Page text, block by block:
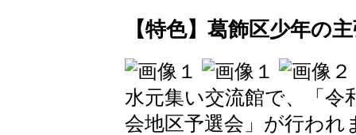
【特色】葛飾区少年の
水元集い交流館で、「
会地区予選会」が行われ